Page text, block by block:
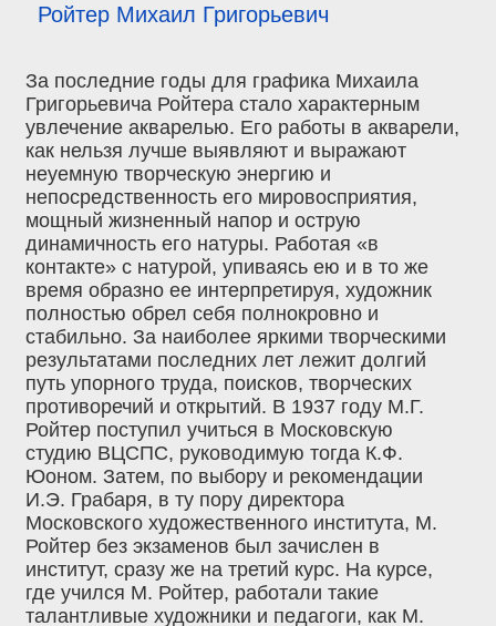
Ройтер Михаил Григорьевич
За последние годы для графика Михаила
Григорьевича Ройтера стало характерным
увлечение акварелью. Его работы в акварели,
как нельзя лучше выявляют и выражают
неуемную творческую энергию и
непосредственность его мировосприятия,
мощный жизненный напор и острую
динамичность его натуры. Работая «в
контакте» с натурой, упиваясь ею и в то же
время образно ее интерпретируя, художник
полностью обрел себя полнокровно и
стабильно. За наиболее яркими творческими
результатами последних лет лежит долгий
путь упорного труда, поисков, творческих
противоречий и открытий. В 1937 году М.Г.
Ройтер поступил учиться в Московскую
студию ВЦСПС, руководимую тогда К.Ф.
Юоном. Затем, по выбору и рекомендации
И.Э. Грабаря, в ту пору директора
Московского художественного института, М.
Ройтер без экзаменов был зачислен в
институт, сразу же на третий курс. На курсе,
где учился М. Ройтер, работали такие
талантливые художники и педагоги, как М.